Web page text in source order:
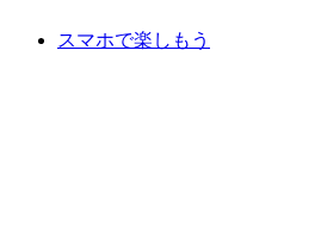
スマホで楽しもう